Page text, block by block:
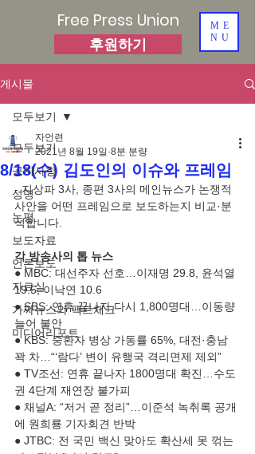
Free Press Union
후원하기
ME
NU
게시물
모두보기
공지사항
성명
논평
보도자료
언론보도
자료실
가짜뉴스와 팩트체크
미디어리포트
모두보기
8/18(수) 김도인의 이슈와 프레임
자언련
2021년 8월 19일 8분 분량
- 지상파 3사, 종편 3사의 메인뉴스가 논쟁적
사안을 어떤 프레임으로 보도하는지 비교·분
석합니다.
각 방송사의 톱 뉴스
● MBC: 대선주자 선호…이재명 29.8, 윤석열
19.5, 이낙연 10.6
● SBS: 연휴 끝나자 다시 1,800명대…이동량
늘어 불안
● KBS: 중환자 병상 가동률 65%, 대전·충남
꽉 차…“‘람다’ 변이 유행국 격리면제 제외”
● TV조선: 연휴 끝나자 1800명대 확진…수도
권 4단계 재연장 불가피
● 채널A: “저거 곧 정리”…이준석 녹취록 공개
에 원희룡 기자회견 반박
● JTBC: 전 국민 백신 맞아도 확산세 못 꺾는